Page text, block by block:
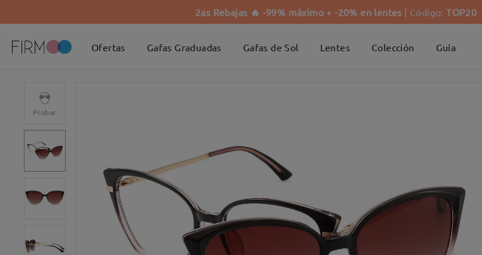
2as Rebajas 🔥 -99% máximo + -20% en lentes | Código:TOP20
Ofertas Gafas Graduadas Gafas de Sol Lentes Colección Guía
Probar